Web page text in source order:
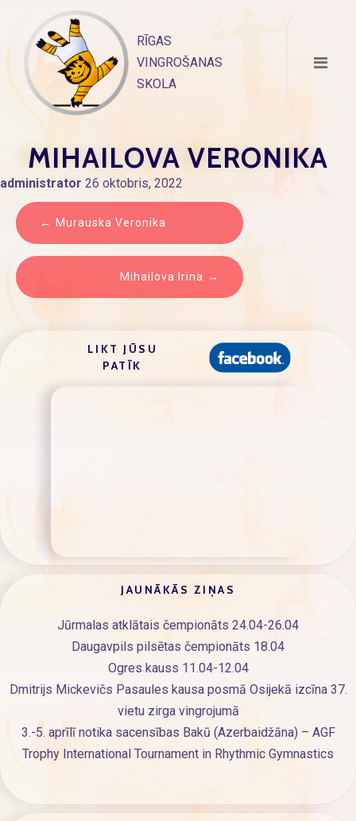
content
RĪGAS
VINGROŠANAS
SKOLA
MIHAILOVA VERONIKA
administrator 26 oktobris, 2022
ZIŅU
IZVĒLNE
Murauska Veronika
Mihailova Irina
LIKT JŪSU
PATĪK
JAUNĀKĀS ZIŅAS
Jūrmalas atklātais čempionāts 24.04-26.04
Daugavpils pilsētas čempionāts 18.04
Ogres kauss 11.04-12.04
Dmitrijs Mickevičs Pasaules kausa posmā Osijekā izcīna 37.
vietu zirga vingrojumā
3.-5. aprīlī notika sacensības Bakū (Azerbaidžāna) – AGF
Trophy International Tournament in Rhythmic Gymnastics